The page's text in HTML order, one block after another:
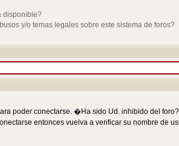
y/o temas legales sobre este sistema de foros?
poder conectarse. �Ha sido Ud. inhibido del
entonces vuelva a verificar su nombre de